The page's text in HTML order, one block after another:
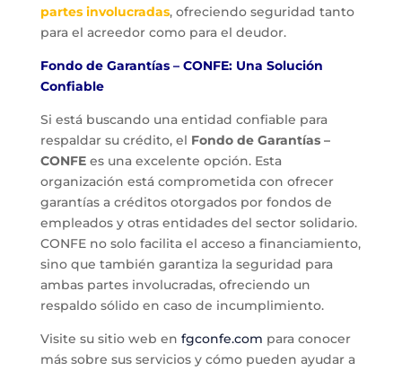
partes involucradas, ofreciendo seguridad tanto
para el acreedor como para el deudor.
Fondo de Garantías – CONFE: Una Solución
Confiable
Si está buscando una entidad confiable para
respaldar su crédito, el Fondo de Garantías –
CONFEes una excelente opción. Esta
organización está comprometida con ofrecer
garantías a créditos otorgados por fondos de
empleados y otras entidades del sector solidario.
CONFE no solo facilita el acceso a financiamiento,
sino que también garantiza la seguridad para
ambas partes involucradas, ofreciendo un
respaldo sólido en caso de incumplimiento.
Visite su sitio web en fgconfe.com para conocer
más sobre sus servicios y cómo pueden ayudar a